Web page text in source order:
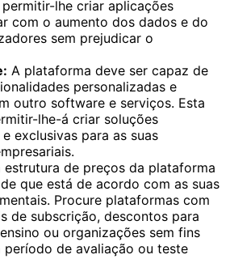
lhe criar aplicações
com o aumento dos dados e do
sem prejudicar o
A plataforma deve ser capaz de
personalizadas e
outro software e serviços. Esta
lhe-á criar soluções
exclusivas para as suas
estrutura de preços da plataforma
que está de acordo com as suas
Procure plataformas com
de subscrição, descontos para
ou organizações sem fins
período de avaliação ou teste